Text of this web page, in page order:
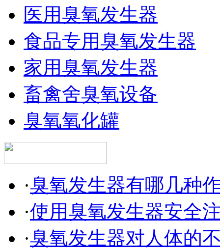
医用臭氧发生器
食品专用臭氧发生器
家用臭氧发生器
畜禽舍臭氧设备
臭氧氧化罐
·臭氧发生器有哪几种
·使用臭氧发生器安全
·臭氧发生器对人体的